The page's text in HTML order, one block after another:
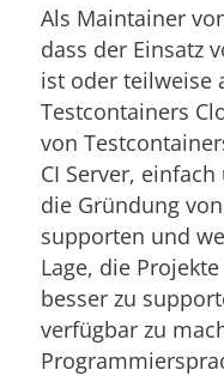
Als Maintainer
dass der Einsatz
ist oder teilweise
Testcontainers
von
CI Server,
die Gründung
supporten und
Lage, die
besser zu
verfügbar zu